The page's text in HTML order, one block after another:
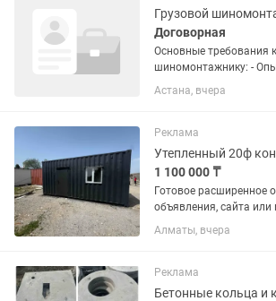
Грузовой
Договорная
Основные требования к
шиномонтажнику: - Опыт работы
(желательно от 1 года)
прохождение обучения. - Знание
Умение работать с
оборудованием...
Астана, вчера
Реклама
Утепленный 20ф
1 100 000 ₸
Готовое расширенное
объявления, сайта или
Утепленный 20-
жилье, офис или бизнес Утепленный
универсальное решение
Алматы, вчера
Реклама
Бетонные кольца и